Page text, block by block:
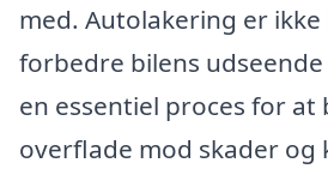
med. Autolakering er
forbedre bilens udseende
en essentiel proces for at
overflade mod skader og